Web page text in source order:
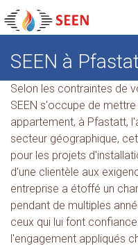
SEEN à
Selon les contraintes de
SEEN s'occupe de
appartement, à Pfastatt,
secteur géographique,
pour les projets
d'une clientèle aux
entreprise a étoffé un
pendant de multiples
ceux qui lui font
l'engagement appliqués